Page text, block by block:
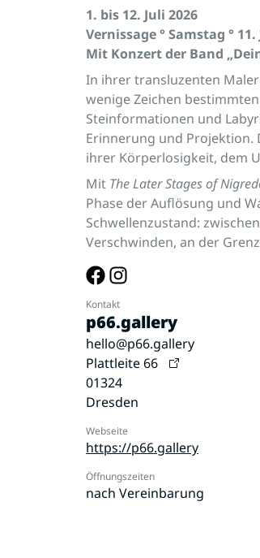
1. bis 12. Juli 2026
Vernissage ° Samstag °
Mit Konzert der Band
In ihrer transluzenten
wenige Zeichen
Steinformationen und
Erinnerung und Projektion.
ihrer Körperlosigkeit, dem
Mit The Later Stages of
Phase der Auflösung und
Schwellenzustand:
Verschwinden, an der
Kontakt
p66.gallery
hello@p66.gallery
Plattleite 66
01324
Dresden
Webseite
https://p66.gallery
Öffnungszeiten
nach Vereinbarung